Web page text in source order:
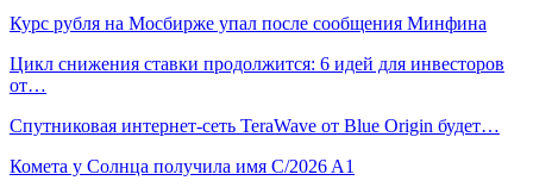
Курс рубля на Мосбирже упал после сообщения Минфина
Цикл снижения ставки продолжится: 6 идей для инвесторов
от…
Спутниковая интернет-сеть TeraWave от Blue Origin будет…
Комета у Солнца получила имя C/2026 A1